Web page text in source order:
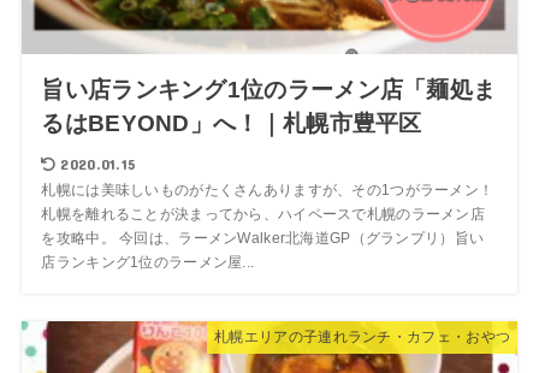
旨い店ランキング1位のラーメン店「麺処ま
るはBEYOND」へ！｜札幌市豊平区
2020.01.15
札幌には美味しいものがたくさんありますが、その1つがラーメン！
札幌を離れることが決まってから、ハイペースで札幌のラーメン店
を攻略中。 今回は、ラーメンWalker北海道GP（グランプリ）旨い
店ランキング1位のラーメン屋...
札幌エリアの子連れランチ・カフェ・おやつ